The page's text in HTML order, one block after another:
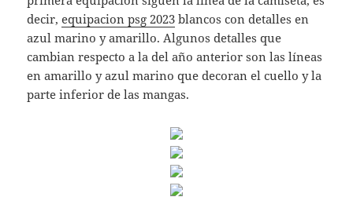
decir,equipacion psg 2023 blancos con detalles en
azul marino y amarillo. Algunos detalles que
cambian respecto a la del año anterior son las líneas
en amarillo y azul marino que decoran el cuello y la
parte inferior de las mangas.